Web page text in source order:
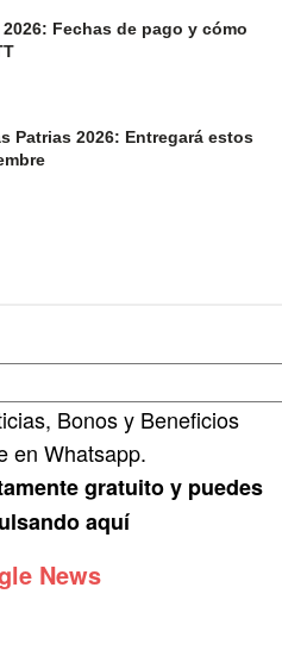
Fechas de pago y cómo
Patrias 2026: Entregará estos
Bonos y Beneficios
en Whatsapp.
gratuito y puedes
aquí